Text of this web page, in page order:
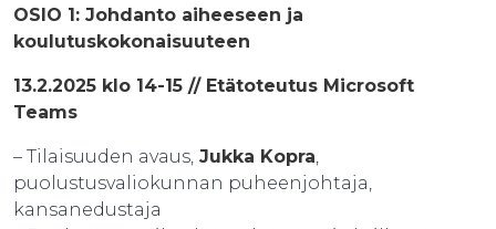
OSIO 1: Johdanto aiheeseen ja
koulutuskokonaisuuteen
13.2.2025 klo 14-15 // Etätoteutus Microsoft
Teams
– Tilaisuuden avaus, Jukka Kopra,
puolustusvaliokunnan puheenjohtaja,
kansanedustaja